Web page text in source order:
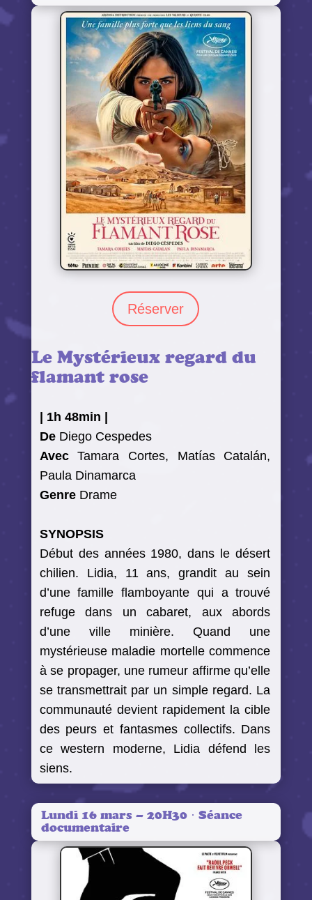
Réserver
Le Mystérieux regard du
flamant rose
1h 48min
De Diego Cespedes
AvecTamara Cortes, Matías Catalán,
Paula Dinamarca
Genre Drame
SYNOPSIS
Début des années 1980, dans le désert
chilien. Lidia, 11 ans, grandit au sein
d’une famille flamboyante qui a trouvé
refuge dans un cabaret, aux abords
d’une ville minière. Quand une
mystérieuse maladie mortelle commence
à se propager, une rumeur affirme qu’elle
se transmettrait par un simple regard. La
communauté devient rapidement la cible
des peurs et fantasmes collectifs. Dans
ce western moderne, Lidia défend les
siens.
Lundi 16 mars – 20H30 · Séance
documentaire